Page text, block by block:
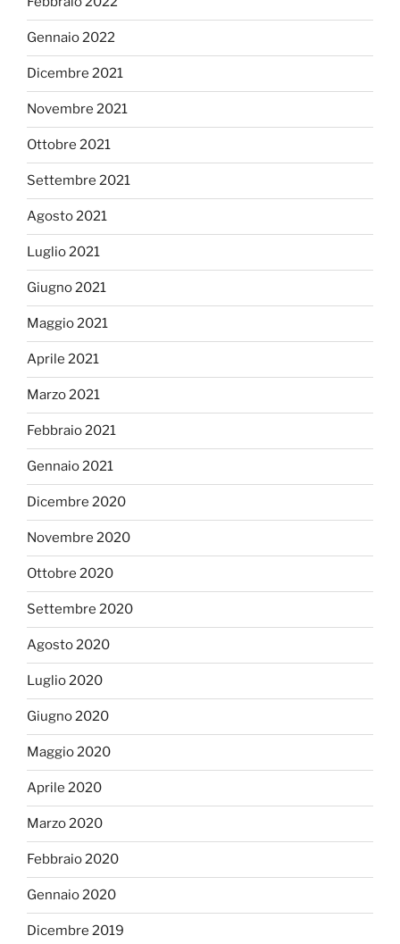
Gennaio 2022
Dicembre 2021
Novembre 2021
Ottobre 2021
Settembre 2021
Agosto 2021
Luglio 2021
Giugno 2021
Maggio 2021
Aprile 2021
Marzo 2021
Febbraio 2021
Gennaio 2021
Dicembre 2020
Novembre 2020
Ottobre 2020
Settembre 2020
Agosto 2020
Luglio 2020
Giugno 2020
Maggio 2020
Aprile 2020
Marzo 2020
Febbraio 2020
Gennaio 2020
Dicembre 2019